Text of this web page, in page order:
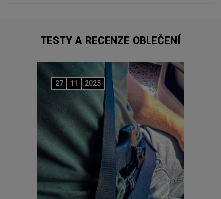
TESTY A RECENZE OBLEČENÍ
27 11 2025